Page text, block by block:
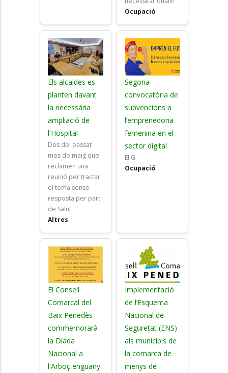
Ocupació
Els alcaldes es
planten davant
la necessària
ampliació de
l'Hospital
Des del passat
mes de maig que
reclamen una
reunió per tractar
el tema sense
resposta per part
de Salut.
Altres
Segona
convocatòria de
subvencions a
l’emprenedoria
femenina en el
sector digital
El G
Ocupació
El Consell
Comarcal del
Baix Penedès
commemorarà
la Diada
Nacional a
l'Arboç enguany
Implementació
de l’Esquema
Nacional de
Seguretat (ENS)
als municipis de
la comarca de
menys de